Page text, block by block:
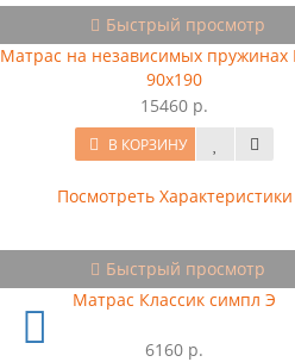
Быстрый просмотр
Матрас на независимых пружинах
90x190
15460 р.
В КОРЗИНУ
Посмотреть Характеристики
Быстрый просмотр
Матрас Классик симпл Э
6160 р.